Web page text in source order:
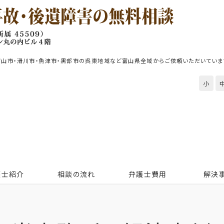
市・滑川市・魚津市・黒部市の呉東地域など富山県全域からご依頼いただいてい
小
紹介 相談の流れ 弁護士費用 解決